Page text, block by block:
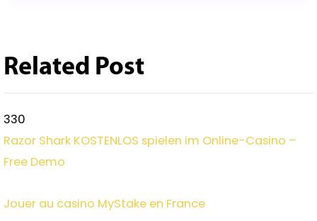
Related Post
330
Razor Shark KOSTENLOS spielen im Online-Casino –
Free Demo
Jouer au casino MyStake en France